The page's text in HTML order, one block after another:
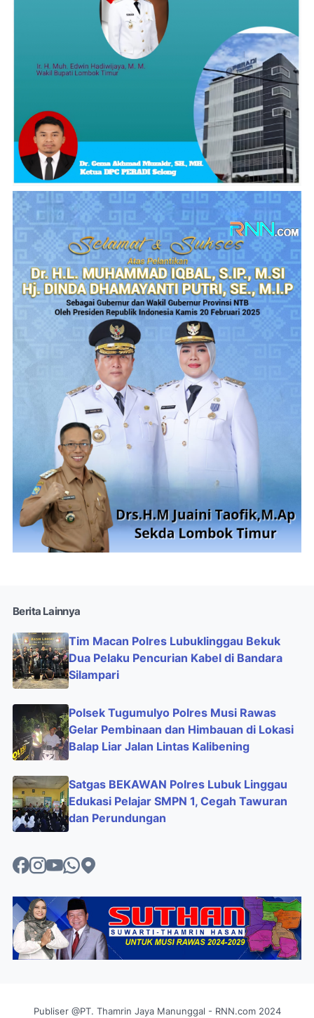
Berita Lainnya
Tim Macan Polres Lubuklinggau Bekuk
Dua Pelaku Pencurian Kabel di Bandara
Silampari
Polsek Tugumulyo Polres Musi Rawas
Gelar Pembinaan dan Himbauan di Lokasi
Balap Liar Jalan Lintas Kalibening
Satgas BEKAWAN Polres Lubuk Linggau
Edukasi Pelajar SMPN 1, Cegah Tawuran
dan Perundungan
Publiser @PT. Thamrin Jaya Manunggal - RNN.com 2024